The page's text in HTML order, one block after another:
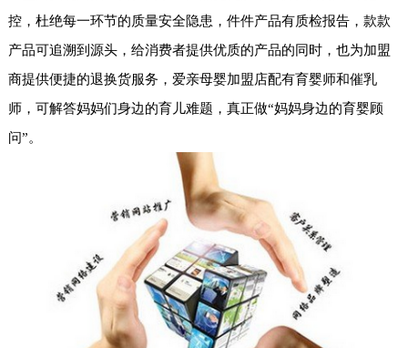
控，杜绝每一环节的质量安全隐患，件件产品有质检报告，款款
产品可追溯到源头，给消费者提供优质的产品的同时，也为加盟
商提供便捷的退换货服务，爱亲母婴加盟店配有育婴师和催乳
师，可解答妈妈们身边的育儿难题，真正做“妈妈身边的育婴顾
问”。